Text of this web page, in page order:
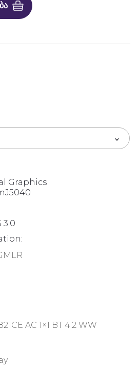
Graphics
3.0
AC 1×1 BT 4.2 WW